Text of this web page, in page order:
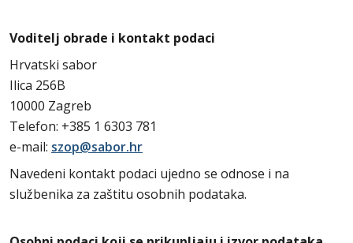
Voditelj obrade i kontakt podaci
Hrvatski sabor
Ilica 256B
10000 Zagreb
Telefon: +385 1 6303 781
e-mail: szop@sabor.hr
Navedeni kontakt podaci ujedno se odnose i na
službenika za zaštitu osobnih podataka.